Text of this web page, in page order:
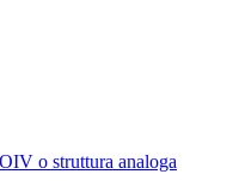
o struttura analoga